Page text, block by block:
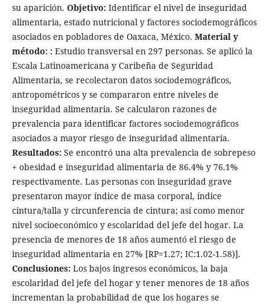
su aparición. Objetivo:Identificar el nivel de inseguridad
alimentaria, estado nutricional y factores sociodemográficos
asociados en pobladores de Oaxaca, México. Material y
método: :Estudio transversal en 297 personas. Se aplicó la
Escala Latinoamericana y Caribeña de Seguridad
Alimentaria, se recolectaron datos sociodemográficos,
antropométricos y se compararon entre niveles de
inseguridad alimentaria. Se calcularon razones de
prevalencia para identificar factores sociodemográficos
asociados a mayor riesgo de inseguridad alimentaria.
Resultados:Se encontró una alta prevalencia de sobrepeso
+ obesidad e inseguridad alimentaria de 86.4% y 76.1%
respectivamente. Las personas con inseguridad grave
presentaron mayor índice de masa corporal, índice
cintura/talla y circunferencia de cintura; así como menor
nivel socioeconómico y escolaridad del jefe del hogar. La
presencia de menores de 18 años aumentó el riesgo de
inseguridad alimentaria en 27% [RP=1.27; IC:1.02-1.58)].
Conclusiones: Los bajos ingresos económicos, la baja
escolaridad del jefe del hogar y tener menores de 18 años
incrementan la probabilidad de que los hogares se